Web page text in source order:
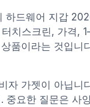
하드웨어 지갑
치스크린, 가격,
품이라는 것입
자 가젯이 아닙
중요한 질문은 사